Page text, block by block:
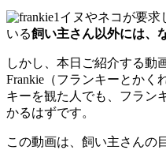
イヌやネコが要求
いる飼い主さん以外には、
しかし、本日ご紹介する動
Frankie（フランキーとかく
キーを観た人でも、フラン
かるはずです。
この動画は、飼い主さんの